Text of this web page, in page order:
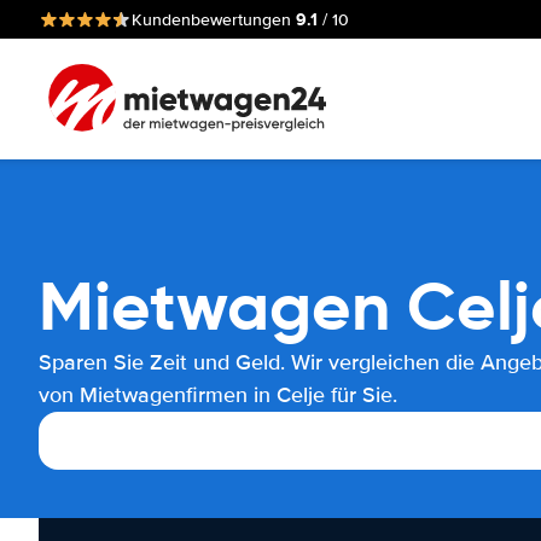
Kundenbewertungen 9.1 / 10
Mietwagen
Sparen Sie Zeit und Geld. Wir vergleichen die
von Mietwagenfirmen in Celje für Sie.